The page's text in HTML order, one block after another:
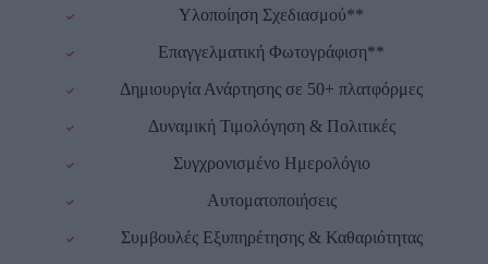
Υλοποίηση Σχεδιασμού**
Επαγγελματική Φωτογράφιση**
Δημιουργία Ανάρτησης σε 50+ πλατφόρμες
Δυναμική Τιμολόγηση & Πολιτικές
Συγχρονισμένο Ημερολόγιο
Αυτοματοποιήσεις
Συμβουλές Εξυπηρέτησης & Καθαριότητας